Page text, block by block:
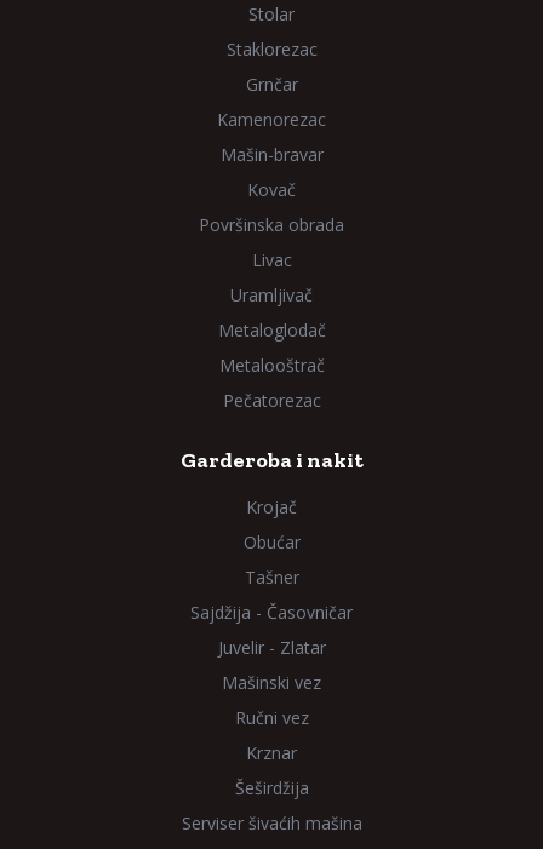
Stolar
Staklorezac
Grnčar
Kamenorezac
Mašin-bravar
Kovač
Površinska obrada
Livac
Uramljivač
Metaloglodač
Metalooštrač
Pečatorezac
Garderoba i nakit
Krojač
Obućar
Tašner
Sajdžija - Časovničar
Juvelir - Zlatar
Mašinski vez
Ručni vez
Krznar
Šeširdžija
Serviser šivaćih mašina